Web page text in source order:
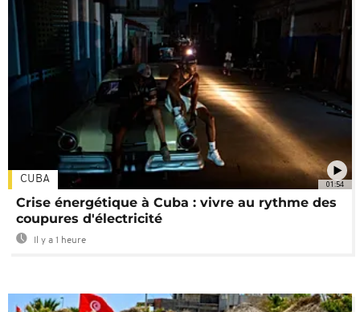
01:54
CUBA
Crise énergétique à Cuba : vivre au rythme des
coupures d'électricité
Il y a 1 heure